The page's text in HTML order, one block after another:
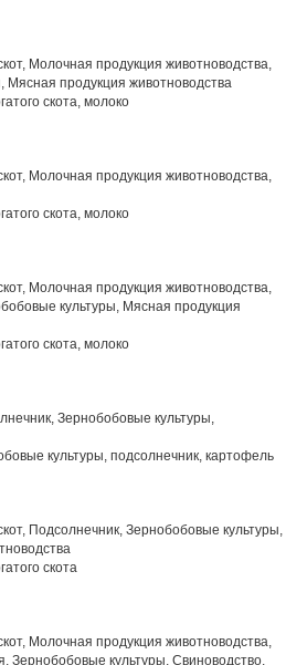
Молочная продукция животноводства,
Мясная продукция животноводства
скота, молоко
Молочная продукция животноводства,
скота, молоко
Молочная продукция животноводства,
культуры, Мясная продукция
скота, молоко
Зернобобовые культуры,
культуры, подсолнечник, картофель
Подсолнечник, Зернобобовые культуры,
скота
Молочная продукция животноводства,
Зернобобовые культуры, Свиноводство,